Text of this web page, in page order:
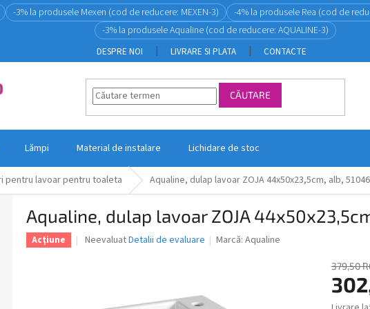
-3% la produsele Mexen (cod de reducere: MEXEN-3) -4% la produsele Rea (cod de
-3% la produsele Aqualine (cod de reducere: AQUALINE-3)
DESPRE NOI LIVRARE SI PLATA CONTACTE
CĂUTARE
Lămpi Material de instalare Lichidare de stoc
pentru lavoar pentru toaleta Aqualine, dulap lavoar ZOJA 44x50x23,5cm, alb, 51046
Aqualine, dulap lavoar ZOJA
Acţiune
Evaluarea
NeevaluatDetalii de evaluare Marcă:Aqualine
379,50